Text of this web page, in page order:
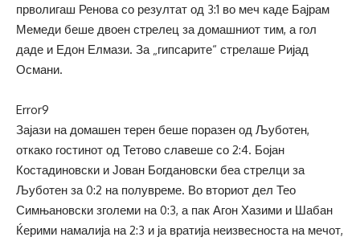
прволигаш Ренова со резултат од 3:1 во меч каде Бајрам
Мемеди беше двоен стрелец за домашниот тим, а гол
даде и Едон Елмази. За „гипсарите“ стрелаше Ријад
Османи.
Error9
Зајази на домашен терен беше поразен од Љуботен,
откако гостинот од Тетово славеше со 2:4. Бојан
Костадиновски и Јован Богдановски беа стрелци за
Љуботен за 0:2 на полувреме. Во вториот дел Тео
Симњановски зголеми на 0:3, а пак Агон Хазими и Шабан
Ќерими намалија на 2:3 и ја вратија неизвесноста на мечот,